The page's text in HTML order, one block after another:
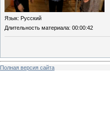
Язык: Русский
Длительность материала: 00:00:42
Полная версия сайта